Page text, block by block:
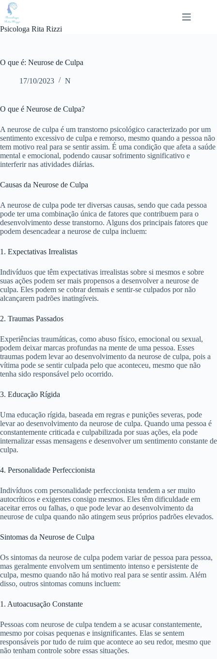
Pular
para
conteúdo
Psicologa Rita Rizzi
O que é: Neurose de Culpa
17/10/2023 N
O que é Neurose de Culpa?
A neurose de culpa é um transtorno psicológico caracterizado por um
sentimento excessivo de culpa e remorso, mesmo quando a pessoa não
tem motivo real para se sentir assim. É uma condição que afeta a saúde
mental e emocional, podendo causar sofrimento significativo e
interferir nas atividades diárias.
Causas da Neurose de Culpa
A neurose de culpa pode ter diversas causas, sendo que cada pessoa
pode ter uma combinação única de fatores que contribuem para o
desenvolvimento desse transtorno. Alguns dos principais fatores que
podem desencadear a neurose de culpa incluem:
1. Expectativas Irrealistas
Indivíduos que têm expectativas irrealistas sobre si mesmos e sobre
suas ações podem ser mais propensos a desenvolver a neurose de
culpa. Eles podem se cobrar demais e sentir-se culpados por não
alcançarem padrões inatingíveis.
2. Traumas Passados
Experiências traumáticas, como abuso físico, emocional ou sexual,
podem deixar marcas profundas na mente de uma pessoa. Esses
traumas podem levar ao desenvolvimento da neurose de culpa, pois a
vítima pode se sentir culpada pelo que aconteceu, mesmo que não
tenha sido responsável pelo ocorrido.
3. Educação Rígida
Uma educação rígida, baseada em regras e punições severas, pode
levar ao desenvolvimento da neurose de culpa. Quando uma pessoa é
constantemente criticada e culpabilizada por suas ações, ela pode
internalizar essas mensagens e desenvolver um sentimento constante de
culpa.
4. Personalidade Perfeccionista
Indivíduos com personalidade perfeccionista tendem a ser muito
autocríticos e exigentes consigo mesmos. Eles têm dificuldade em
aceitar erros ou falhas, o que pode levar ao desenvolvimento da
neurose de culpa quando não atingem seus próprios padrões elevados.
Sintomas da Neurose de Culpa
Os sintomas da neurose de culpa podem variar de pessoa para pessoa,
mas geralmente envolvem um sentimento intenso e persistente de
culpa, mesmo quando não há motivo real para se sentir assim. Além
disso, outros sintomas comuns incluem:
1. Autoacusação Constante
Pessoas com neurose de culpa tendem a se acusar constantemente,
mesmo por coisas pequenas e insignificantes. Elas se sentem
responsáveis por tudo de ruim que acontece ao seu redor, mesmo que
não tenham controle sobre essas situações.